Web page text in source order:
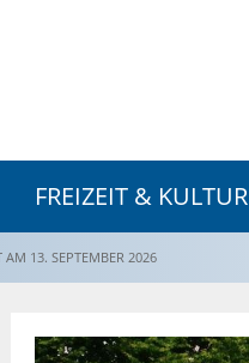
FREIZEIT & KULTUR
AM 13. SEPTEMBER 2026